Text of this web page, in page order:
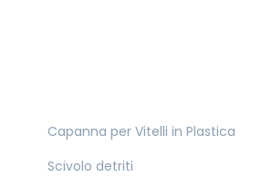
Capanna per Vitelli in Plastica
Scivolo detriti